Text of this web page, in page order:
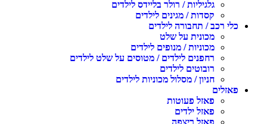
גלגיליות / רולר בליידס לילדים
קסדות / מגינים לילדים
כלי רכב / תחבורה לילדים
מכונית על שלט
מכוניות / מנופים לילדים
רחפנים לילדים / מטוסים על שלט לילדים
רובוטים לילדים
חניון / מסלול מכוניות לילדים
פאזלים
פאזל פעוטות
פאזל ילדים
פאזל ריצפה